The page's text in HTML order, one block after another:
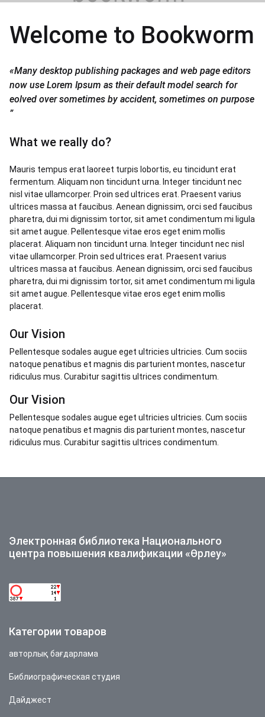
Welcome to Bookworm
«Many desktop publishing packages and web page editors
now use Lorem Ipsum as their default model search for
eolved over sometimes by accident, sometimes on purpose
”
What we really do?
Mauris tempus erat laoreet turpis lobortis, eu tincidunt erat
fermentum. Aliquam non tincidunt urna. Integer tincidunt nec
nisl vitae ullamcorper. Proin sed ultrices erat. Praesent varius
ultrices massa at faucibus. Aenean dignissim, orci sed faucibus
pharetra, dui mi dignissim tortor, sit amet condimentum mi ligula
sit amet augue. Pellentesque vitae eros eget enim mollis
placerat. Aliquam non tincidunt urna. Integer tincidunt nec nisl
vitae ullamcorper. Proin sed ultrices erat. Praesent varius
ultrices massa at faucibus. Aenean dignissim, orci sed faucibus
pharetra, dui mi dignissim tortor, sit amet condimentum mi ligula
sit amet augue. Pellentesque vitae eros eget enim mollis
placerat.
Our Vision
Pellentesque sodales augue eget ultricies ultricies. Cum sociis
natoque penatibus et magnis dis parturient montes, nascetur
ridiculus mus. Curabitur sagittis ultrices condimentum.
Our Vision
Pellentesque sodales augue eget ultricies ultricies. Cum sociis
natoque penatibus et magnis dis parturient montes, nascetur
ridiculus mus. Curabitur sagittis ultrices condimentum.
Электронная библиотека Национального
центра повышения квалификации «Өрлеу»
Категории товаров
авторлық бағдарлама
Библиографическая студия
Дайджест